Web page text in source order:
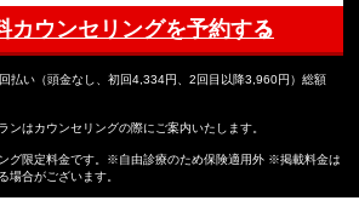
カウンセリングを予約する
払い（頭金なし、初回4,334円、2回目以降3,960円）総額
ンはカウンセリングの際にご案内いたします。
グ限定料金です。※自由診療のため保険適用外 ※掲載料金は
場合がございます。